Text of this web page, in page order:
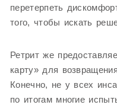
перетерпеть
того, чтобы искать
Ретрит же
карту» для
Конечно, не у всех
по итогам многие